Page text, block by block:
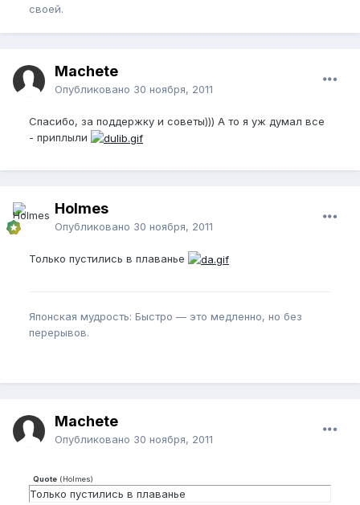
своей.
Machete
Опубликовано 30 ноября, 2011
Спасибо, за поддержку и советы))) А то я уж думал все
- приплыли
Holmes
Опубликовано 30 ноября, 2011
Только пустились в плаванье
Японская мудрость: Быстро — это медленно, но без
перерывов.
Machete
Опубликовано 30 ноября, 2011
Quote (Holmes)
Только пустились в плаванье